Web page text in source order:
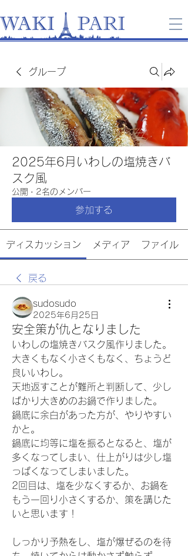
グループ
2025年6月いわしの塩焼きバ
スク風
公開 · 2名のメンバー
参加する
ディスカッション メディア ファイル
戻る
sudosudo
2025年6月25日
安全策が仇となりました
いわしの塩焼きバスク風作りました。
大きくもなく小さくもなく、ちょうど
良いいわし。
天地返すことが難所と判断して、少し
ばかり大きめのお鍋で作りました。
鍋底に余白があった方が、やりやすい
かと。
鍋底に均等に塩を振るとなると、塩が
多くなってしまい、仕上がりは少し塩
っぱくなってしまいました。
2回目は、塩を少なくするか、お鍋を
もう一回り小さくするか、策を講じた
いと思います！
しっかり予熱をし、塩が爆ぜるのを待